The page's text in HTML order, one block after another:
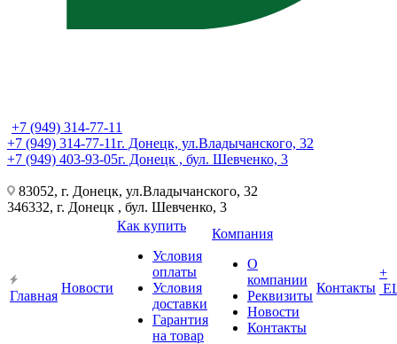
+7 (949) 314-77-11
+7 (949) 314-77-11г. Донецк, ул.Владычанского, 32
+7 (949) 403-93-05г. Донецк , бул. Шевченко, 3
83052, г. Донецк, ул.Владычанского, 32
346332, г. Донецк , бул. Шевченко, 3
Главная
Новости
Как купить
Условия
оплаты
Условия
доставки
Гарантия
на товар
Компания
О
компании
Реквизиты
Новости
Контакты
Контакты
+